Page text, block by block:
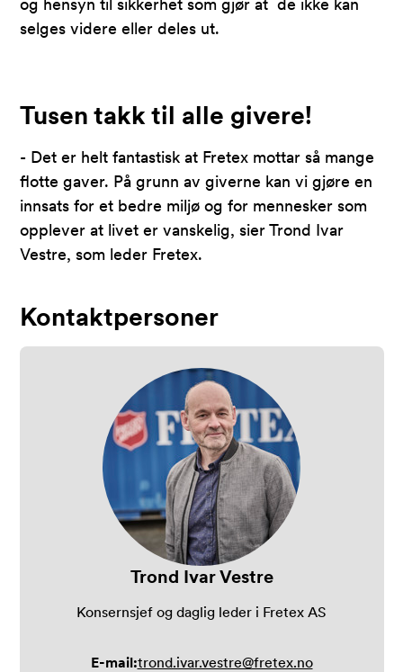
og hensyn til sikkerhet som gjør at de ikke kan
selges videre eller deles ut.
Tusen takk til alle givere!
- Det er helt fantastisk at Fretex mottar så mange
flotte gaver. På grunn av giverne kan vi gjøre en
innsats for et bedre miljø og for mennesker som
opplever at livet er vanskelig, sier Trond Ivar
Vestre, som leder Fretex.
Kontaktpersoner
Trond Ivar Vestre
Konsernsjef og daglig leder i Fretex AS
E-mail:trond.ivar.vestre@fretex.no